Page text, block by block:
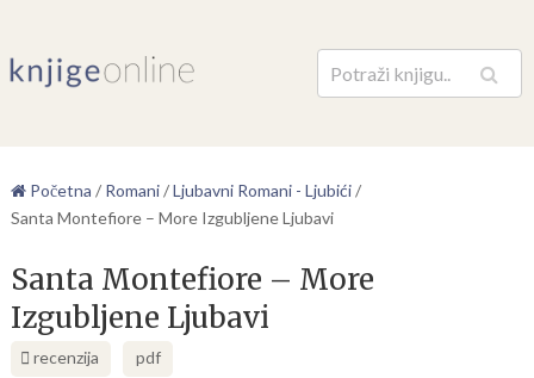
Pretraga
Početna / Romani/Ljubavni Romani - Ljubići/
Santa Montefiore – More Izgubljene Ljubavi
Santa Montefiore – More
Izgubljene Ljubavi
recenzija
pdf